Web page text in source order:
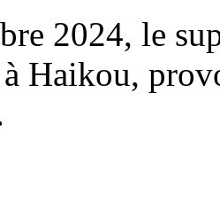
2024, le
Haikou,